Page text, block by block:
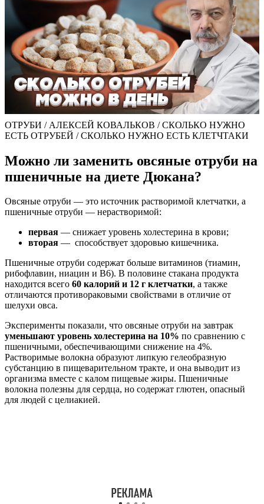
ОТРУБИ / АЛЕКСЕЙ КОВАЛЬКОВ / СКОЛЬКО НУЖНО
ЕСТЬ ОТРУБЕЙ / СКОЛЬКО НУЖНО ЕСТЬ КЛЕТЧТАКИ
Можно ли заменить овсяные отруби на
пшеничные на диете Дюкана?
Овсяные отруби — это источник растворимой клетчатки, а
пшеничные отруби — нерастворимой:
первая — снижает уровень холестерина в крови;
вторая — способствует здоровью кишечника.
Пшеничные отруби содержат больше витаминов (тиамин,
рибофлавин, ниацин и В6). В половине стакана продукта
находится всего 60 калорий и 12 г клетчатки, а также
отличаются противораковыми свойствами в отличие от
шелухи овса.
Эксперименты показали, что овсяные отруби на завтрак
уменьшают уровень холестерина на 10% по сравнению с
пшеничными, обеспечивающими снижение на 4%.
Растворимые волокна образуют липкую гелеобразную
субстанцию в пищеварительном тракте, и она выводит из
организма вместе с калом пищевые жиры. Пшеничные
волокна полезны для сердца, но содержат глютен, опасный
для людей с целиакией.